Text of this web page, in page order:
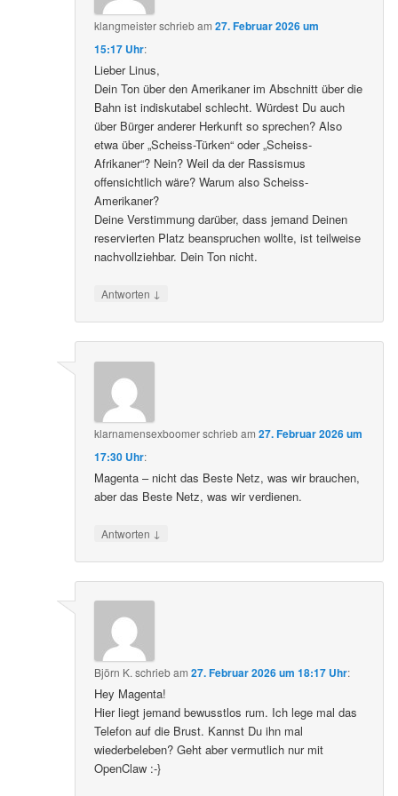
klangmeisterschriebam27. Februar 2026 um
15:17 Uhr:
Lieber Linus,
Dein Ton über den Amerikaner im Abschnitt über die
Bahn ist indiskutabel schlecht. Würdest Du auch
über Bürger anderer Herkunft so sprechen? Also
etwa über „Scheiss-Türken“ oder „Scheiss-
Afrikaner“? Nein? Weil da der Rassismus
offensichtlich wäre? Warum also Scheiss-
Amerikaner?
Deine Verstimmung darüber, dass jemand Deinen
reservierten Platz beanspruchen wollte, ist teilweise
nachvollziehbar. Dein Ton nicht.
Antworten ↓
klarnamensexboomerschriebam27. Februar 2026 um
17:30 Uhr:
Magenta – nicht das Beste Netz, was wir brauchen,
aber das Beste Netz, was wir verdienen.
Antworten ↓
Björn K. schriebam27. Februar 2026 um 18:17 Uhr:
Hey Magenta!
Hier liegt jemand bewusstlos rum. Ich lege mal das
Telefon auf die Brust. Kannst Du ihn mal
wiederbeleben? Geht aber vermutlich nur mit
OpenClaw :-}